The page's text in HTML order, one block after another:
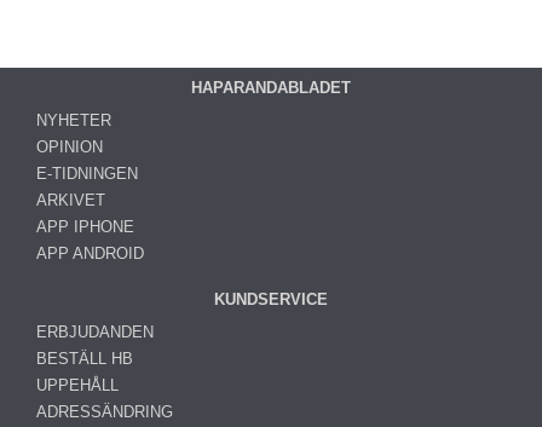
HAPARANDABLADET
NYHETER
OPINION
E-TIDNINGEN
ARKIVET
APP IPHONE
APP ANDROID
KUNDSERVICE
ERBJUDANDEN
BESTÄLL HB
UPPEHÅLL
ADRESSÄNDRING